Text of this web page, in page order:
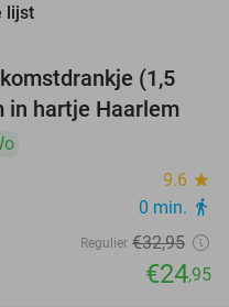
food
food
lijst
24%
(1,5
in hartje Haarlem
9.6 star
0 min. directions_walk
Regulier €32,95
€24,95